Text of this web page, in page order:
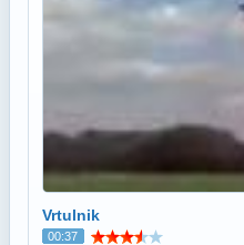
Vrtulnik
00:37